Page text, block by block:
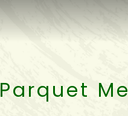
Parquet